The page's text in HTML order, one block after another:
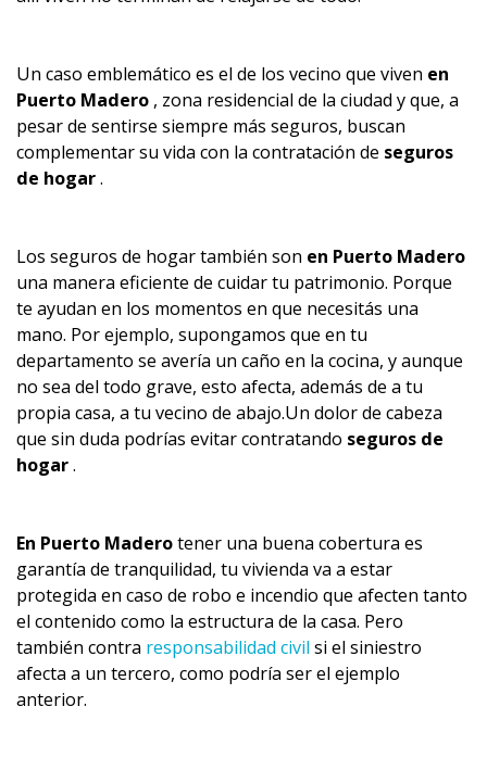
Un caso emblemático es el de los vecino que viven en
Puerto Madero , zona residencial de la ciudad y que, a
pesar de sentirse siempre más seguros, buscan
complementar su vida con la contratación de seguros
de hogar.
Los seguros de hogar también son en Puerto Madero
una manera eficiente de cuidar tu patrimonio. Porque
te ayudan en los momentos en que necesitás una
mano. Por ejemplo, supongamos que en tu
departamento se avería un caño en la cocina, y aunque
no sea del todo grave, esto afecta, además de a tu
propia casa, a tu vecino de abajo.Un dolor de cabeza
que sin duda podrías evitar contratando seguros de
hogar.
En Puerto Maderotener una buena cobertura es
garantía de tranquilidad, tu vivienda va a estar
protegida en caso de robo e incendio que afecten tanto
el contenido como la estructura de la casa. Pero
también contra responsabilidad civilsi el siniestro
afecta a un tercero, como podría ser el ejemplo
anterior.